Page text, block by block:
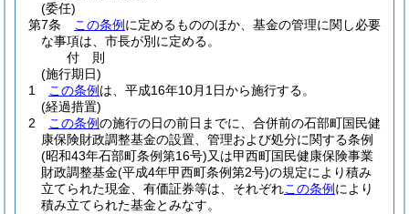
(委任)
第7条
この条例 に定めるもののほか、基金の管理に関し必要
な事項は、市長が別に定める。
付 則
(施行期日)
1
この条例 は、平成16年10月1日から施行する。
(経過措置)
2
この条例の施行の日の前日までに、合併前の石部町国民健
康保険財政調整基金の設置、管理および処分に関する条例
(昭和43年石部町条例第16号)又は甲西町国民健康保険事業
財政調整基金(平成4年甲西町条例第2号)の規定により積み
立てられた現金、有価証券等は、それぞれこの条例 により
積み立てられた基金とみなす。